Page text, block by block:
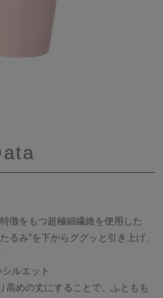
徴をもつ超極細繊維を使用した
るみ”を下からググッと引き上げ、
ルエット
めの丈にすることで、ふともも